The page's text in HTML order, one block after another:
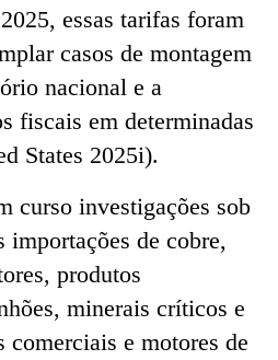
essas tarifas foram
casos de montagem
nacional e a
fiscais em determinadas
States 2025i).
curso investigações sob
importações de cobre,
produtos
minerais críticos e
comerciais e motores de